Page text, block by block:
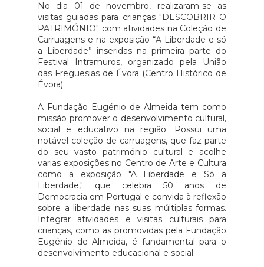
No dia 01 de novembro, realizaram-se as
visitas guiadas para crianças "DESCOBRIR O
PATRIMÓNIO" com atividades na Coleção de
Carruagens e na exposição “A Liberdade e só
a Liberdade” inseridas na primeira parte do
Festival Intramuros, organizado pela União
das Freguesias de Évora (Centro Histórico de
Évora).
A Fundação Eugénio de Almeida tem como
missão promover o desenvolvimento cultural,
social e educativo na região. Possui uma
notável coleção de carruagens, que faz parte
do seu vasto património cultural e acolhe
varias exposições no Centro de Arte e Cultura​
como a exposição "A Liberdade e Só a
Liberdade," que celebra 50 anos de
Democracia em Portugal e convida à reflexão
sobre a liberdade nas suas múltiplas formas.
Integrar atividades e visitas culturais para
crianças, como as promovidas pela Fundação
Eugénio de Almeida, é fundamental para o
desenvolvimento educacional e social.